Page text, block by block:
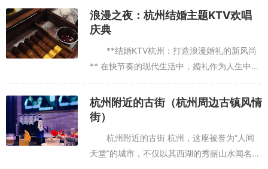
送了每人一杯羅漢果茶，非常貼心,和朋友在观
前吃完饭八点多了，临时起...
浪漫之夜：杭州结婚主题KTV欢唱
庆典
**结婚KTV杭州：打造浪漫婚礼的新风尚
** 在快节奏的现代生活中，婚礼作为人生中的
重要时刻，越来越受到新人们的重视。传统的
婚礼形式虽然经典，但越来越多的新人开始追
求个性化、创新化的...
杭州附近的古街（杭州周边古镇风情
街）
杭州附近的古街 杭州，这座被誉为“人间
天堂”的城市，不仅以其西湖的秀丽山水闻名遐